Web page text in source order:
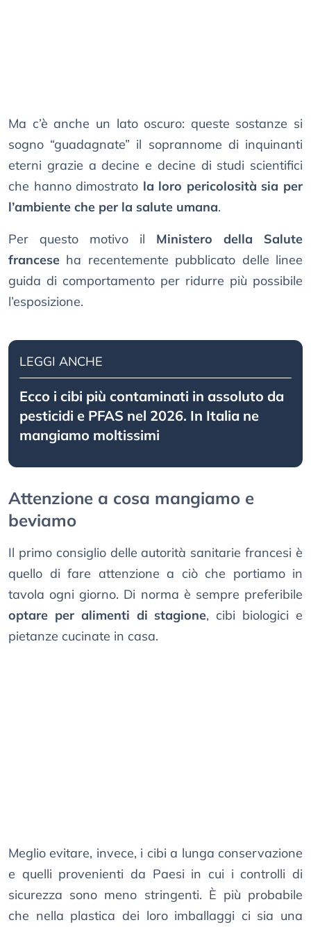
Ma c’è anche un lato oscuro: queste sostanze si
sogno “guadagnate” il soprannome di inquinanti
eterni grazie a decine e decine di studi scientifici
che hanno dimostrato la loro pericolosità sia per
l’ambiente che per la salute umana.
Per questo motivo il Ministero della Salute
francese ha recentemente pubblicato delle linee
guida di comportamento per ridurre più possibile
l’esposizione.
LEGGI ANCHE
Ecco i cibi più contaminati in assoluto da
pesticidi e PFAS nel 2026. In Italia ne
mangiamo moltissimi
Attenzione a cosa mangiamo e
beviamo
Il primo consiglio delle autorità sanitarie francesi è
quello di fare attenzione a ciò che portiamo in
tavola ogni giorno. Di norma è sempre preferibile
optare per alimenti di stagione, cibi biologici e
pietanze cucinate in casa.
Meglio evitare, invece, i cibi a lunga conservazione
e quelli provenienti da Paesi in cui i controlli di
sicurezza sono meno stringenti. È più probabile
che nella plastica dei loro imballaggi ci sia una